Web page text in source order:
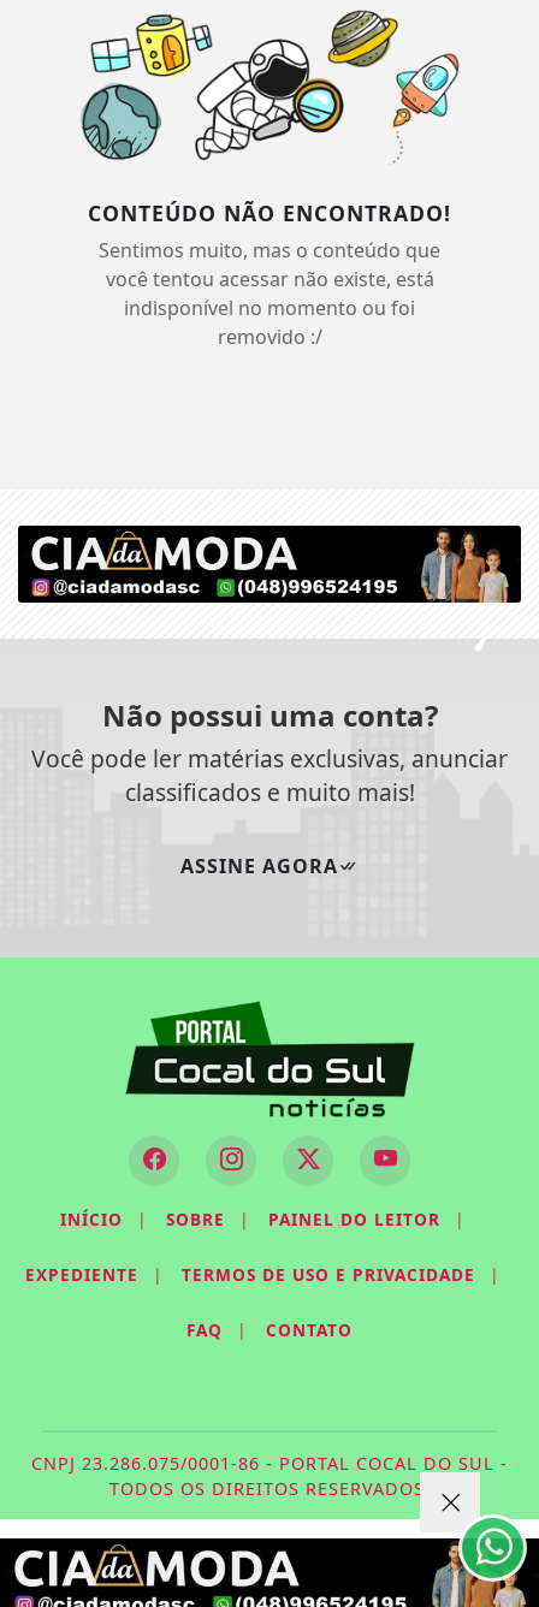
CONTEÚDO NÃO ENCONTRADO!
Sentimos muito, mas o conteúdo que
você tentou acessar não existe, está
indisponível no momento ou foi
removido :/
Não possui uma conta?
Você pode ler matérias exclusivas, anunciar
classificados e muito mais!
ASSINE AGORA
INÍCIO | SOBRE | PAINEL DO LEITOR |
EXPEDIENTE | TERMOS DE USO E PRIVACIDADE |
FAQ | CONTATO
CNPJ 23.286.075/0001-86 - PORTAL COCAL DO SUL -
TODOS OS DIREITOS RESERVADOS.
entendemos que você concorda com nossos Termos
de Uso e Privacidade.
CLICANDO AQUI
PROSSEGUIR